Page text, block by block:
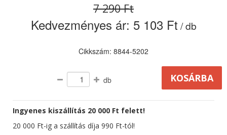
7 290 Ft
Kedvezményes ár: 5 103 Ft / db
Cikkszám: 8844-5202
db
Ingyenes kiszállítás 20 000 Ft felett!
20 000 Ft-ig a szállítás díja 990 Ft-tól!